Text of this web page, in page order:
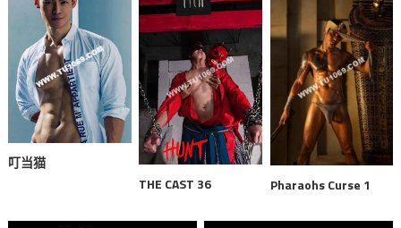
叮当猫
THE CAST 36
Pharaohs Curse 1